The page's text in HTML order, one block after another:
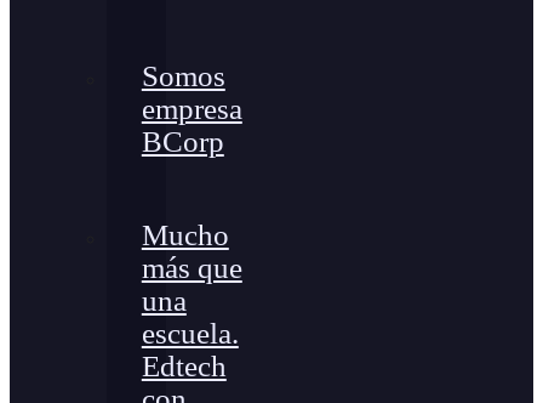
Somos
empresa
BCorp
Mucho
más que
una
escuela.
Edtech